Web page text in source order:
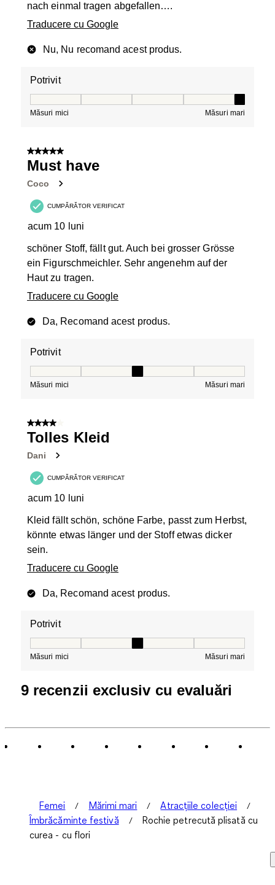
nach einmal tragen abgefallen….
Traducere cu Google
Nu, Nu recomand acest produs.
Potrivit
Măsuri mici Măsuri mari
5 din 5 stele.
Must have
Coco
CUMPĂRĂTOR VERIFICAT
acum 10 luni
schöner Stoff, fällt gut. Auch bei grosser Grösse
ein Figurschmeichler. Sehr angenehm auf der
Haut zu tragen.
Traducere cu Google
Da, Recomand acest produs.
Potrivit
Măsuri mici Măsuri mari
4 din 5 stele.
Tolles Kleid
Dani
CUMPĂRĂTOR VERIFICAT
acum 10 luni
Kleid fällt schön, schöne Farbe, passt zum Herbst,
könnte etwas länger und der Stoff etwas dicker
sein.
Traducere cu Google
Da, Recomand acest produs.
Potrivit
Măsuri mici Măsuri mari
9 recenzii exclusiv cu evaluări
Femei Mărimi mari
Atracțiile colecției
Îmbrăcăminte festivă
Rochie petrecută plisată cu
curea - cu flori